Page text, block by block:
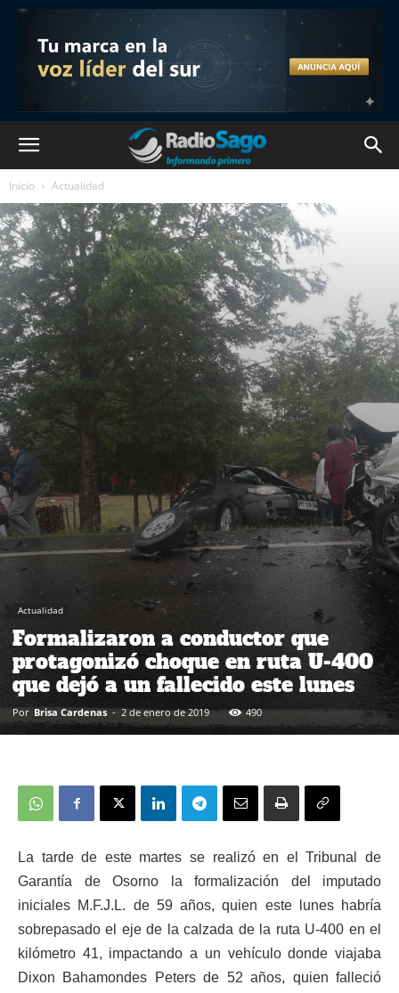
Inicio Actualidad
Actualidad
Formalizaron a conductor que
protagonizó choque en ruta U-400
que dejó a un fallecido este lunes
Por Brisa Cardenas - 2 de enero de 2019 490
La tarde de este martes se realizó en el Tribunal de
Garantía de Osorno la formalización del imputado
iniciales M.F.J.L. de 59 años, quien este lunes habría
sobrepasado el eje de la calzada de la ruta U-400 en el
kilómetro 41, impactando a un vehículo donde viajaba
Dixon Bahamondes Peters de 52 años, quien falleció